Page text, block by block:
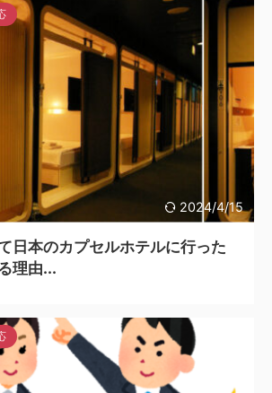
2024/4/15
日本のカプセルホテルに行った
理由...